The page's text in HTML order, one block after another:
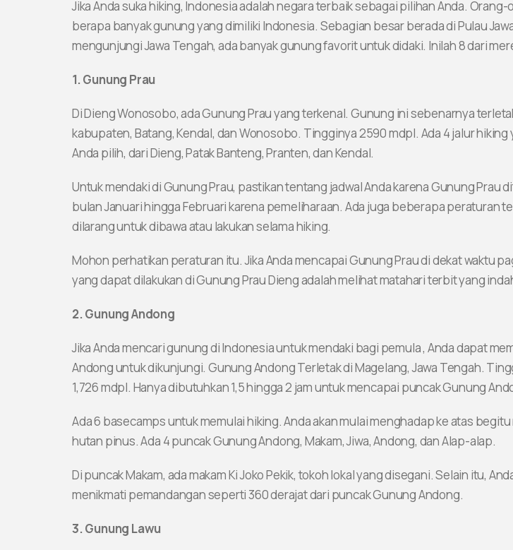
Jika Anda suka hiking, Indonesia adalah negara terbaik sebagai pilihan Anda.
berapa banyak gunung yang dimiliki Indonesia. Sebagian besar berada di Pulau
mengunjungi Jawa Tengah, ada banyak gunung favorit untuk didaki. Inilah 8 dari
1. Gunung Prau
Di Dieng Wonosobo, ada Gunung Prau yang terkenal. Gunung ini sebenarnya
kabupaten, Batang, Kendal, dan Wonosobo. Tingginya 2590 mdpl. Ada 4 jalur hiking
Anda pilih, dari Dieng, Patak Banteng, Pranten, dan Kendal.
Untuk mendaki di Gunung Prau, pastikan tentang jadwal Anda karena Gunung Prau
bulan Januari hingga Februari karena pemeliharaan. Ada juga beberapa peraturan
dilarang untuk dibawa atau lakukan selama hiking.
Mohon perhatikan peraturan itu. Jika Anda mencapai Gunung Prau di dekat waktu
yang dapat dilakukan di Gunung Prau Dieng adalah melihat matahari terbit yang
2. Gunung Andong
Jika Anda mencari gunung di Indonesia untuk mendaki bagi pemula , Anda dapat
Andong untuk dikunjungi. Gunung Andong Terletak di Magelang, Jawa Tengah.
1,726 mdpl. Hanya dibutuhkan 1,5 hingga 2 jam untuk mencapai puncak Gunung
Ada 6 basecamps untuk memulai hiking. Anda akan mulai menghadap ke atas
hutan pinus. Ada 4 puncak Gunung Andong, Makam, Jiwa, Andong, dan Alap-alap.
Di puncak Makam, ada makam Ki Joko Pekik, tokoh lokal yang disegani. Selain itu,
menikmati pemandangan seperti 360 derajat dari puncak Gunung Andong.
3. Gunung Lawu